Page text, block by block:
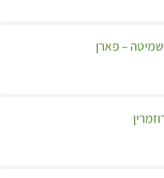
שמיטה – פארן